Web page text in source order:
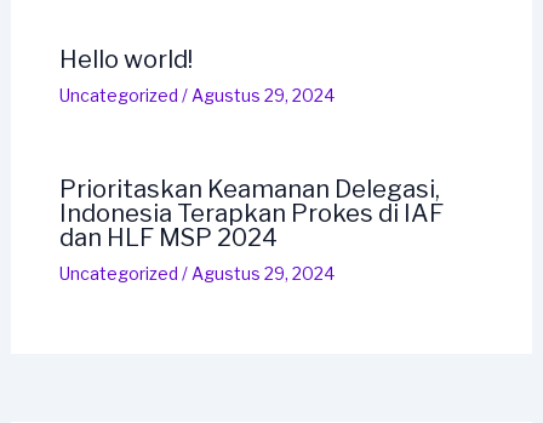
Hello world!
Uncategorized / Agustus 29, 2024
Prioritaskan Keamanan Delegasi,
Indonesia Terapkan Prokes di IAF
dan HLF MSP 2024
Uncategorized / Agustus 29, 2024